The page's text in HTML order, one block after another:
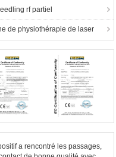
rf partiel
de physiothérapie de laser
a rencontré les passages,